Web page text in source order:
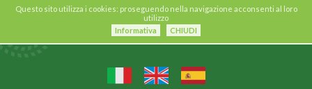
Questo sito utilizza i cookies: proseguendo nella navigazione acconsenti al loro
utilizzo
Informativa
CHIUDI